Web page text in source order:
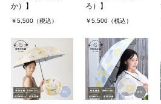
か）】
￥5,500（税込）
ろ）】
￥5,500（税込）